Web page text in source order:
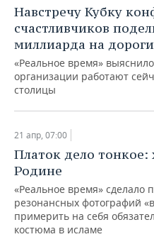
Навстречу Кубку
счастливчиков
миллиарда на
«Реальное время»
организации работают
столицы
21 апр, 07:00
Платок дело
Родине
«Реальное время» сделало
резонансных фотографий
примерить на себя
костюма в исламе